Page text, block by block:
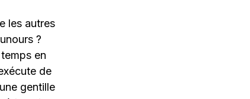
les autres
?
en
de
gentille